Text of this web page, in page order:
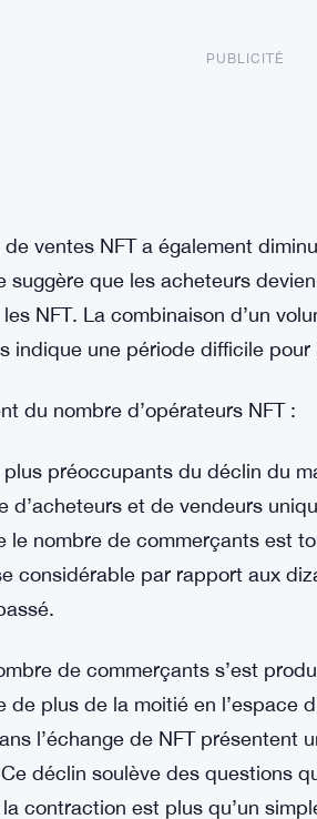
PUBLICITÉ
ventes NFT a également
suggère que les acheteurs
NFT. La combinaison d’un
indique une période difficile pour
préoccupants du déclin du
d’acheteurs et de vendeurs
le nombre de commerçants est
considérable par rapport aux